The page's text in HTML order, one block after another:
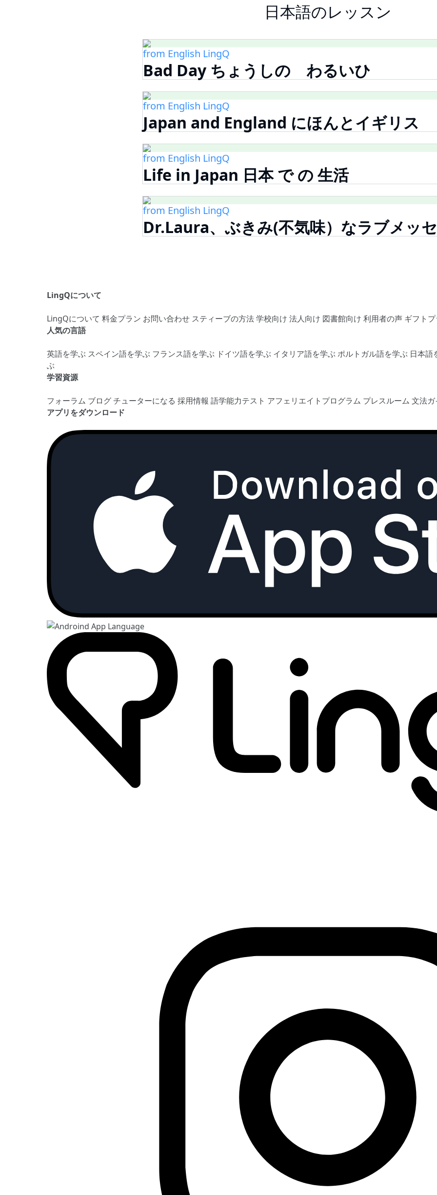
日本語のレッスン
from English LingQ
Bad Day ちょうしの わるいひ
from English LingQ
Japan and England にほんとイギリス
from English LingQ
Life in Japan 日本 で の 生活
from English LingQ
Dr.Laura、ぶきみ(不気味）なラブメッ
LingQについて
LingQについて 料金プラン お問い合わせ スティーブの方法学校向け 法人向け 図書館向け 利用者の声 ギフト
人気の言語
英語を学ぶ スペイン語を学ぶ フランス語を学ぶ ドイツ語を学ぶ イタリア語を学ぶ ポルトガル語を学ぶ 日本語
ぶ
学習資源
フォーラム ブログチューターになる 採用情報 語学能力テスト アフェリエイトプログラム プレスルーム 文法ガ
アプリをダウンロード